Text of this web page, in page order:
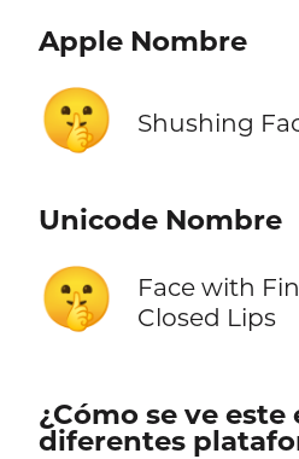
Apple Nombre
🤫 Shushing
Unicode Nombre
🤫
Face with
Closed Lips
¿Cómo se ve este
diferentes